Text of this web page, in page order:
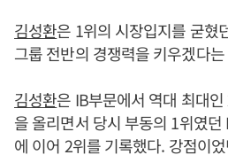
김성환은 1위의 시장입지를 굳혔
그룹 전반의 경쟁력을 키우겠다
김성환은 IB부문에서 역대 최대
을 올리면서 당시 부동의 1위였
에 이어 2위를 기록했다. 강점이